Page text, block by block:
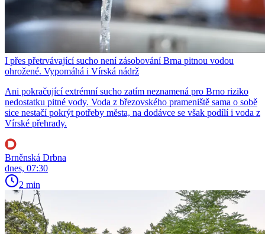
I přes přetrvávající sucho není zásobování Brna pitnou vodou
ohrožené. Vypomáhá i Vírská nádrž
Ani pokračující extrémní sucho zatím neznamená pro Brno riziko
nedostatku pitné vody. Voda z březovského prameniště sama o sobě
sice nestačí pokrýt potřeby města, na dodávce se však podílí i voda z
Vírské přehrady.
Brněnská Drbna
dnes, 07:30
2 min